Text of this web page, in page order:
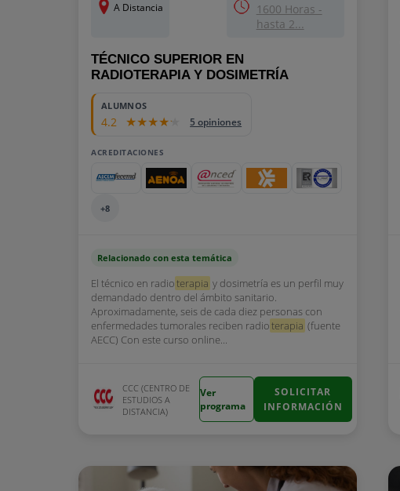
A Distancia
1600 Horas -
hasta 2...
TÉCNICO SUPERIOR EN
RADIOTERAPIA Y DOSIMETRÍA
ALUMNOS
4.2 5 opiniones
ACREDITACIONES
+8
Relacionado con esta temática
El técnico en radioterapia y dosimetría es un perfil muy
demandado dentro del ámbito sanitario.
Aproximadamente, seis de cada diez personas con
enfermedades tumorales reciben radioterapia (fuente
AECC) Con este curso online...
CCC (CENTRO DE
ESTUDIOS A
DISTANCIA)
Ver
programa
SOLICITAR
INFORMACIÓN